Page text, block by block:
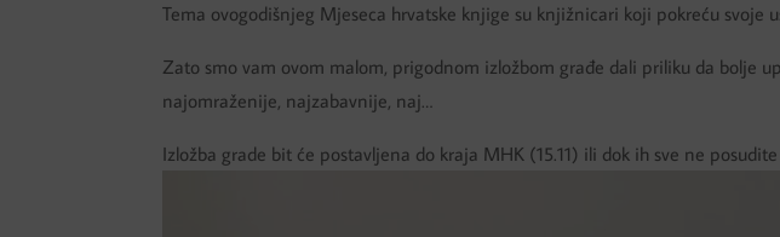
Tema ovogodišnjeg Mjeseca hrvatske knjige su knjižnicari koji pokreću
Zato smo vam ovom malom, prigodnom izložbom građe dali priliku da bolje
najomraženije, najzabavnije, naj…
Izložba grade bit će postavljena do kraja MHK (15.11) ili dok ih sve ne